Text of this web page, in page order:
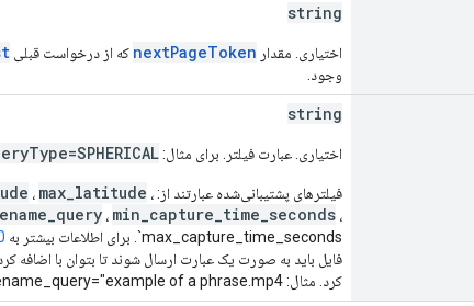
string
اختیاری. مقدار nextPageToken که از درخواست قبلی
وجود.
string
اختیاری. عبارت فیلتر. برای مثال:
فیلترهای پشتیبانی‌شده عبارتند از: ، max_latitude ،
، min_capture_time_seconds ،
`max_capture_time_seconds. برای اطلاعات بیشتر به
فایل باید به صورت یک عبارت ارسال شوند تا بتوان با اضافه
کرد. مثال: filename_query="example of a phrase.mp4"